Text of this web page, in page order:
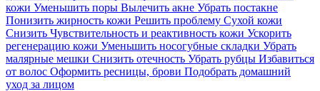
кожи Уменьшить поры Вылечить акне Убрать постакне
Понизить жирность кожи Решить проблему Сухой кожи
Cнизить Чувствительность и реактивность кожи Ускорить
регенерацию кожи Уменьшить носогубные складки Убрать
малярные мешки Снизить отечность Убрать рубцы Избавиться
от волос Оформить ресницы, брови Подобрать домашний
уход за лицом